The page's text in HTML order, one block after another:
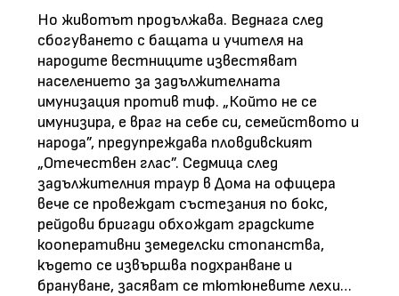
Но животът продължава. Веднага след
сбогуването с бащата и учителя на
народите вестниците известяват
населението за задължителната
имунизация против тиф. „Който не се
имунизира, е враг на себе си, семейството и
народа”, предупреждава пловдивският
„Отечествен глас”. Седмица след
задължителния траур в Дома на офицера
вече се провеждат състезания по бокс,
рейдови бригади обхождат градските
кооперативни земеделски стопанства,
където се извършва подхранване и
брануване, засяват се тютюневите лехи…